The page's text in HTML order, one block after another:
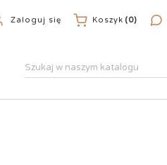
Zaloguj się Koszyk (0)